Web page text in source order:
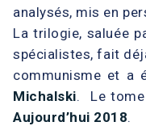
analysés, mis en
La trilogie, saluée
spécialistes, fait
communisme et a
Michalski. Le
Aujourd’hui 2018.